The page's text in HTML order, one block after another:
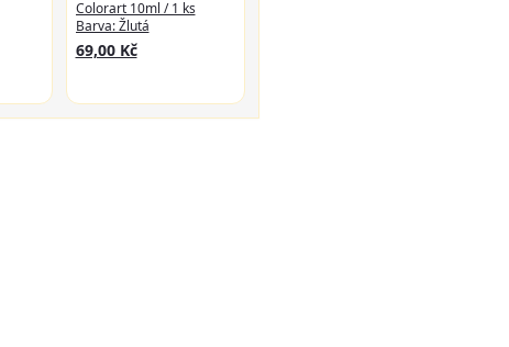
Colorart 10ml / 1 ks
Barva: Žlutá
69,00 Kč